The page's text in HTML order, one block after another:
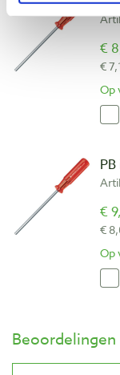
€
€
Op
€
€
Op
Beoordelingen